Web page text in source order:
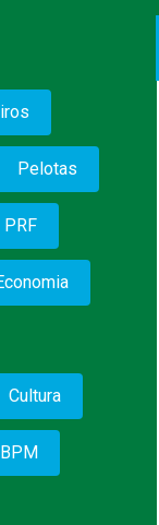
Pelotas
PRF
Cultura